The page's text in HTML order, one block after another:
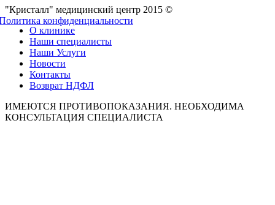
"Кристалл" медицинский центр 2015 ©
конфиденциальности
О клинике
Наши специалисты
Наши Услуги
Новости
Контакты
Возврат НДФЛ
ИМЕЮТСЯ ПРОТИВОПОКАЗАНИЯ. НЕОБХОДИМА
КОНСУЛЬТАЦИЯ СПЕЦИАЛИСТА